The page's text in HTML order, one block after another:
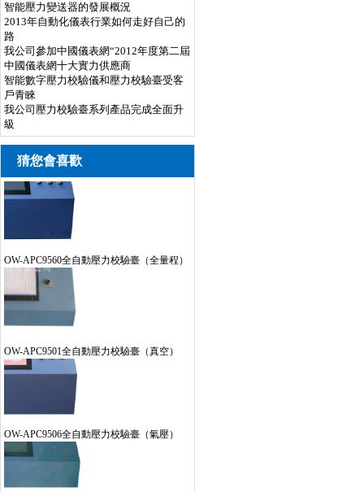
智能壓力變送器的發展概況
2013年自動化儀表行業如何走好自己的
路
我公司參加中國儀表網“2012年度第二屆
中國儀表網十大實力供應商
智能數字壓力校驗儀和壓力校驗臺受客
戶青睞
我公司壓力校驗臺系列產品完成全面升
級
猜您會喜歡
OW-APC9560全自動壓力校驗臺（全量程）
OW-APC9501全自動壓力校驗臺（真空）
OW-APC9506全自動壓力校驗臺（氣壓）